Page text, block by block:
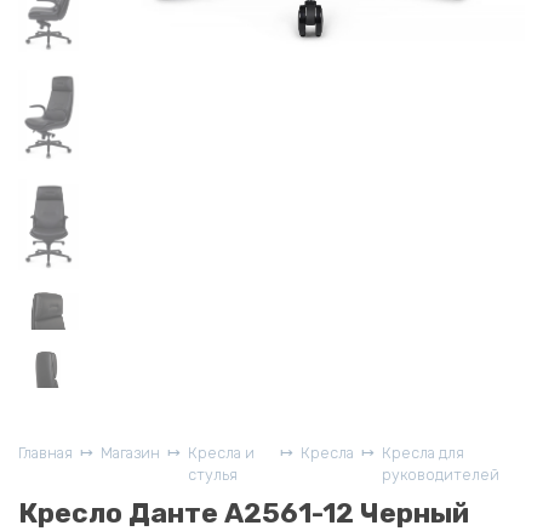
Главная Магазин
Кресла и
стулья
Кресла
Кресла для
руководителей
Кресло Данте A2561-12 Черный